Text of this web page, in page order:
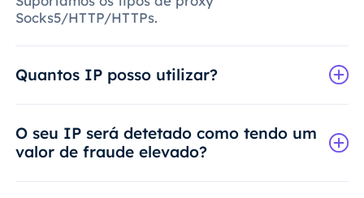
Socks5/HTTP/HTTPs.
Quantos IP posso utilizar?
O seu IP será detetado como tendo um
valor de fraude elevado?